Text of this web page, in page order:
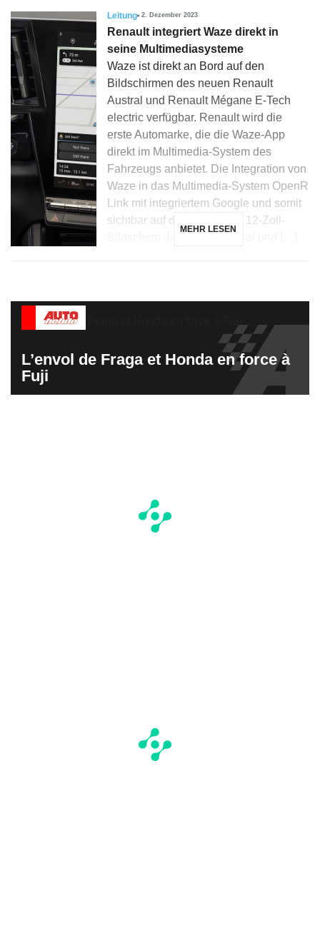
Leitung 2. Dezember 2023
Renault integriert Waze direkt in
seine Multimediasysteme
Waze ist direkt an Bord auf den
Bildschirmen des neuen Renault
Austral und Renault Mégane E-Tech
electric verfügbar. Renault wird die
erste Automarke, die die Waze-App
direkt im Multimedia-System des
Fahrzeugs anbietet. Die Integration von
Waze in das Multimedia-System OpenR
Link mit integriertem Google und somit
sichtbar auf dem vertikalen 12-Zoll-
MEHR LESEN
L’envol de Fraga et Honda en force à
Fuji